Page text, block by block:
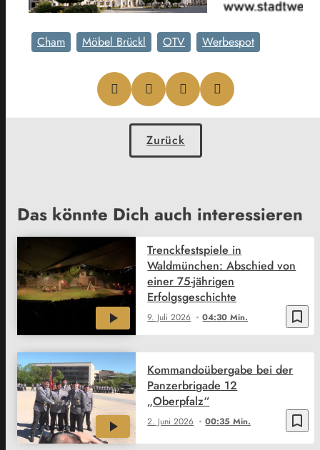
Cham Möbel Brückl OTV Werbespot
Zurück
Das könnte Dich auch interessieren
bookmark_border
9. Juli 2026 04:30 Min.
Trenckfestspiele in
Waldmünchen: Abschied von
einer 75-jährigen
Erfolgsgeschichte
bookmark_border
2. Juni 2026 00:35 Min.
Kommandoübergabe bei der
Panzerbrigade 12
„Oberpfalz“